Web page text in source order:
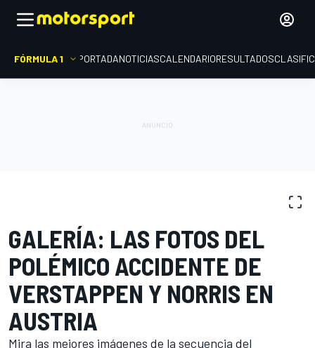
FÓRMULA 1 PORTADANOTICIASCALENDARIORESULTADOS
GALERÍA: LAS FOTOS DEL
POLÉMICO ACCIDENTE DE
VERSTAPPEN Y NORRIS EN
AUSTRIA
Mira las mejores imágenes de la secuencia del